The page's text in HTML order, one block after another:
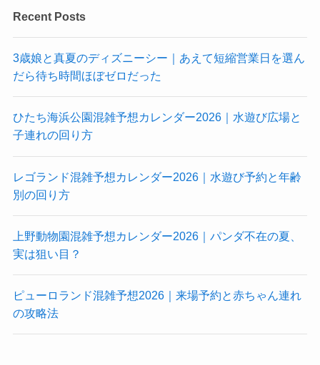
Recent Posts
3歳娘と真夏のディズニーシー｜あえて短縮営業日を選ん
だら待ち時間ほぼゼロだった
ひたち海浜公園混雑予想カレンダー2026｜水遊び広場と
子連れの回り方
レゴランド混雑予想カレンダー2026｜水遊び予約と年齢
別の回り方
上野動物園混雑予想カレンダー2026｜パンダ不在の夏、
実は狙い目？
ピューロランド混雑予想2026｜来場予約と赤ちゃん連れ
の攻略法